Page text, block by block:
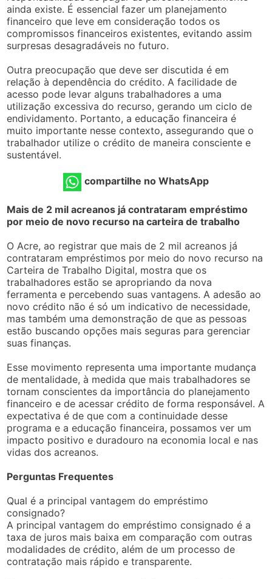
ainda existe. É essencial fazer um planejamento
financeiro que leve em consideração todos os
compromissos financeiros existentes, evitando assim
surpresas desagradáveis no futuro.
Outra preocupação que deve ser discutida é em
relação à dependência do crédito. A facilidade de
acesso pode levar alguns trabalhadores a uma
utilização excessiva do recurso, gerando um ciclo de
endividamento. Portanto, a educação financeira é
muito importante nesse contexto, assegurando que o
trabalhador utilize o crédito de maneira consciente e
sustentável.
compartilhe no WhatsApp
Mais de 2 mil acreanos já contrataram empréstimo
por meio de novo recurso na carteira de trabalho
O Acre, ao registrar que mais de 2 mil acreanos já
contrataram empréstimos por meio do novo recurso na
Carteira de Trabalho Digital, mostra que os
trabalhadores estão se apropriando da nova
ferramenta e percebendo suas vantagens. A adesão ao
novo crédito não é só um indicativo de necessidade,
mas também uma demonstração de que as pessoas
estão buscando opções mais seguras para gerenciar
suas finanças.
Esse movimento representa uma importante mudança
de mentalidade, à medida que mais trabalhadores se
tornam conscientes da importância do planejamento
financeiro e de acessar crédito de forma responsável. A
expectativa é de que com a continuidade desse
programa e a educação financeira, possamos ver um
impacto positivo e duradouro na economia local e nas
vidas dos acreanos.
Perguntas Frequentes
Qual é a principal vantagem do empréstimo
consignado?
A principal vantagem do empréstimo consignado é a
taxa de juros mais baixa em comparação com outras
modalidades de crédito, além de um processo de
contratação mais rápido e transparente.